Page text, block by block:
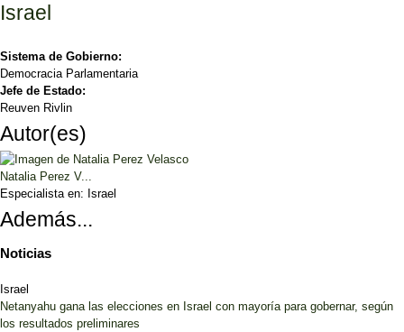
Israel
Sistema de Gobierno:
Democracia Parlamentaria
Jefe de Estado:
Reuven Rivlin
Autor(es)
Natalia Perez V...
Especialista en: Israel
Además...
Noticias
Israel
Netanyahu gana las elecciones en Israel con mayoría para gobernar, según
los resultados preliminares